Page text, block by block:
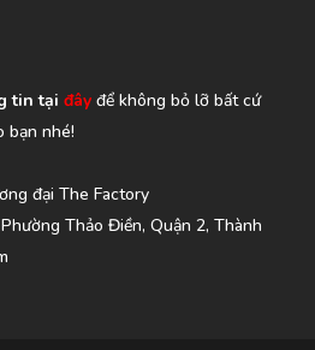
tin tại đây để không bỏ lỡ bất cứ
bạn nhé!
đại The Factory
Thảo Điền, Quận 2, Thành